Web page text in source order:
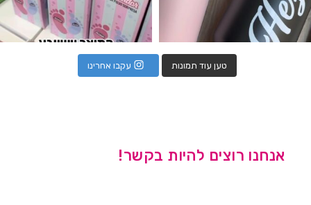
טען עוד תמונות עקבו אחרינו
אנחנו רוצים להיות בקשר!